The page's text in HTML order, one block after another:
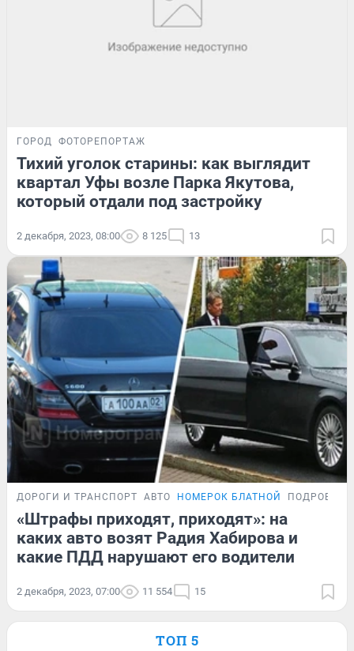
ГОРОД ФОТОРЕПОРТАЖ
Тихий уголок старины: как выглядит
квартал Уфы возле Парка Якутова,
который отдали под застройку
2 декабря, 2023, 08:00 8 125 13
ДОРОГИ И ТРАНСПОРТ АВТО НОМЕРОК БЛАТНОЙ
«Штрафы приходят, приходят»: на
каких авто возят Радия Хабирова и
какие ПДД нарушают его водители
2 декабря, 2023, 07:00 11 554 15
ТОП 5